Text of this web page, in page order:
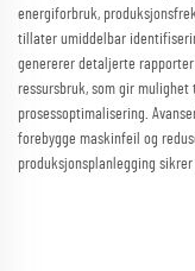
energiforbruk,
tillater umiddelbar
genererer detaljerte
ressursbruk, som gir
prosessoptimalisering.
forebygge maskinfeil og
produksjonsplanlegging